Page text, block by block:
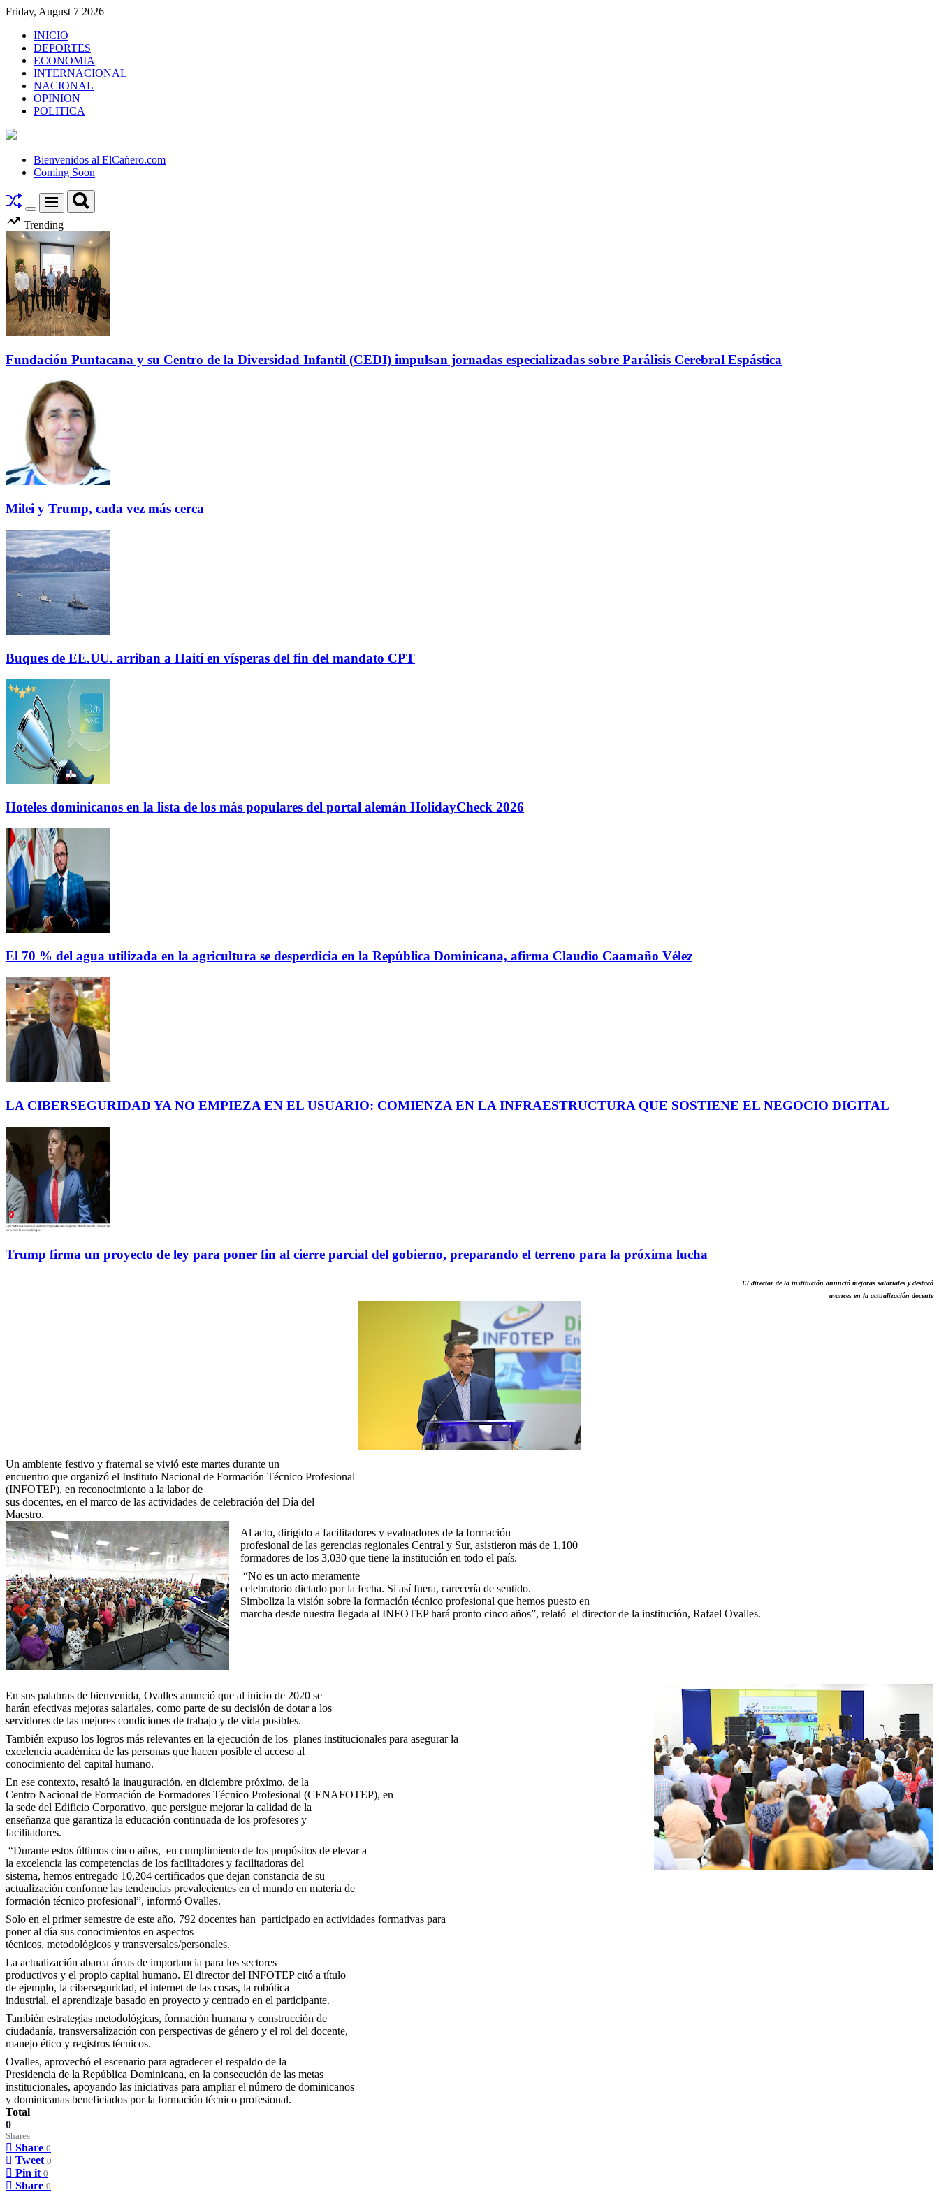
Skip
content
Friday, August 7 2026
INICIO
DEPORTES
ECONOMIA
INTERNACIONAL
NACIONAL
OPINION
POLITICA
El
Bienvenidos al ElCañero.com
Coming Soon
Switch
color
mode
Menu Search
Trending
Fundación Puntacana y su Centro de la Diversidad Infantil (CEDI) impulsan jornadas especializadas sobre Parálisis Cerebral Espástica
Milei y Trump, cada vez más cerca
Buques de EE.UU. arriban a Haití en vísperas del fin del mandato CPT
Hoteles dominicanos en la lista de los más populares del portal alemán HolidayCheck 2026
El 70 % del agua utilizada en la agricultura se desperdicia en la República Dominicana, afirma Claudio Caamaño Vélez
LA CIBERSEGURIDAD YA NO EMPIEZA EN EL USUARIO: COMIENZA EN LA INFRAESTRUCTURA QUE SOSTIENE EL NEGOCIO DIGITAL
Trump firma un proyecto de ley para poner fin al cierre parcial del gobierno, preparando el terreno para la próxima lucha
El director de la institución anunció mejoras salariales y destacó
avances en la actualización docente
Un ambiente festivo y fraternal se vivió este martes durante un
encuentro que organizó el Instituto Nacional de Formación Técnico Profesional
(INFOTEP), en reconocimiento a la labor de
sus docentes, en el marco de las actividades de celebración del Día del
Maestro.
Al acto, dirigido a facilitadores y evaluadores de la formación
profesional de las gerencias regionales Central y Sur, asistieron más de 1,100
formadores de los 3,030 que tiene la institución en todo el país.
“No es un acto meramente
celebratorio dictado por la fecha. Si así fuera, carecería de sentido.
Simboliza la visión sobre la formación técnico profesional que hemos puesto en
marcha desde nuestra llegada al INFOTEP hará pronto cinco años”, relató el director de la institución, Rafael Ovalles.
En sus palabras de bienvenida, Ovalles anunció que al inicio de 2020 se
harán efectivas mejoras salariales, como parte de su decisión de dotar a los
servidores de las mejores condiciones de trabajo y de vida posibles.
También expuso los logros más relevantes en la ejecución de los planes institucionales para asegurar la
excelencia académica de las personas que hacen posible el acceso al
conocimiento del capital humano.
En ese contexto, resaltó la inauguración, en diciembre próximo, de la
Centro Nacional de Formación de Formadores Técnico Profesional (CENAFOTEP), en
la sede del Edificio Corporativo, que persigue mejorar la calidad de la
enseñanza que garantiza la educación continuada de los profesores y
facilitadores.
“Durante estos últimos cinco años, en cumplimiento de los propósitos de elevar a
la excelencia las competencias de los facilitadores y facilitadoras del
sistema, hemos entregado 10,204 certificados que dejan constancia de su
actualización conforme las tendencias prevalecientes en el mundo en materia de
formación técnico profesional”, informó Ovalles.
Solo en el primer semestre de este año, 792 docentes han participado en actividades formativas para
poner al día sus conocimientos en aspectos
técnicos, metodológicos y transversales/personales.
La actualización abarca áreas de importancia para los sectores
productivos y el propio capital humano. El director del INFOTEP citó a título
de ejemplo, la ciberseguridad, el internet de las cosas, la robótica
industrial, el aprendizaje basado en proyecto y centrado en el participante.
También estrategias metodológicas, formación humana y construcción de
ciudadanía, transversalización con perspectivas de género y el rol del docente,
manejo ético y registros técnicos.
Ovalles, aprovechó el escenario para agradecer el respaldo de la
Presidencia de la República Dominicana, en la consecución de las metas
institucionales, apoyando las iniciativas para ampliar el número de dominicanos
y dominicanas beneficiados por la formación técnico profesional.
Total
0
Shares
Share 0
Tweet 0
Pin it 0
Share 0